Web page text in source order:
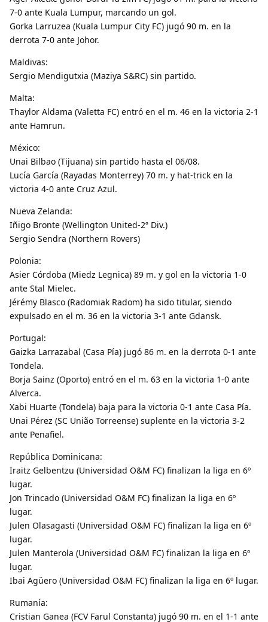
7-0 ante Kuala Lumpur, marcando un gol.
Gorka Larruzea (Kuala Lumpur City FC) jugó 90 m. en la
derrota 7-0 ante Johor.
Maldivas:
Sergio Mendigutxia (Maziya S&RC) sin partido.
Malta:
Thaylor Aldama (Valetta FC) entró en el m. 46 en la victoria 2-1
ante Hamrun.
México:
Unai Bilbao (Tijuana) sin partido hasta el 06/08.
Lucía García (Rayadas Monterrey) 70 m. y hat-trick en la
victoria 4-0 ante Cruz Azul.
Nueva Zelanda:
Iñigo Bronte (Wellington United-2ª Div.)
Sergio Sendra (Northern Rovers)
Polonia:
Asier Córdoba (Miedz Legnica) 89 m. y gol en la victoria 1-0
ante Stal Mielec.
Jérémy Blasco (Radomiak Radom) ha sido titular, siendo
expulsado en el m. 36 en la victoria 3-1 ante Gdansk.
Portugal:
Gaizka Larrazabal (Casa Pía) jugó 86 m. en la derrota 0-1 ante
Tondela.
Borja Sainz (Oporto) entró en el m. 63 en la victoria 1-0 ante
Alverca.
Xabi Huarte (Tondela) baja para la victoria 0-1 ante Casa Pía.
Unai Pérez (SC União Torreense) suplente en la victoria 3-2
ante Penafiel.
República Dominicana:
Iraitz Gelbentzu (Universidad O&M FC) finalizan la liga en 6º
lugar.
Jon Trincado (Universidad O&M FC) finalizan la liga en 6º
lugar.
Julen Olasagasti (Universidad O&M FC) finalizan la liga en 6º
lugar.
Julen Manterola (Universidad O&M FC) finalizan la liga en 6º
lugar.
Ibai Agüero (Universidad O&M FC) finalizan la liga en 6º lugar.
Rumanía:
Cristian Ganea (FCV Farul Constanta) jugó 90 m. en el 1-1 ante